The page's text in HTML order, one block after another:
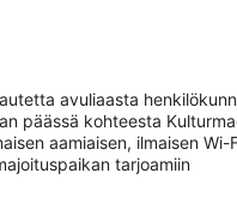
avuliaasta
päässä kohteesta
aamiaisen, ilmaisen Wi-
tarjoamiin